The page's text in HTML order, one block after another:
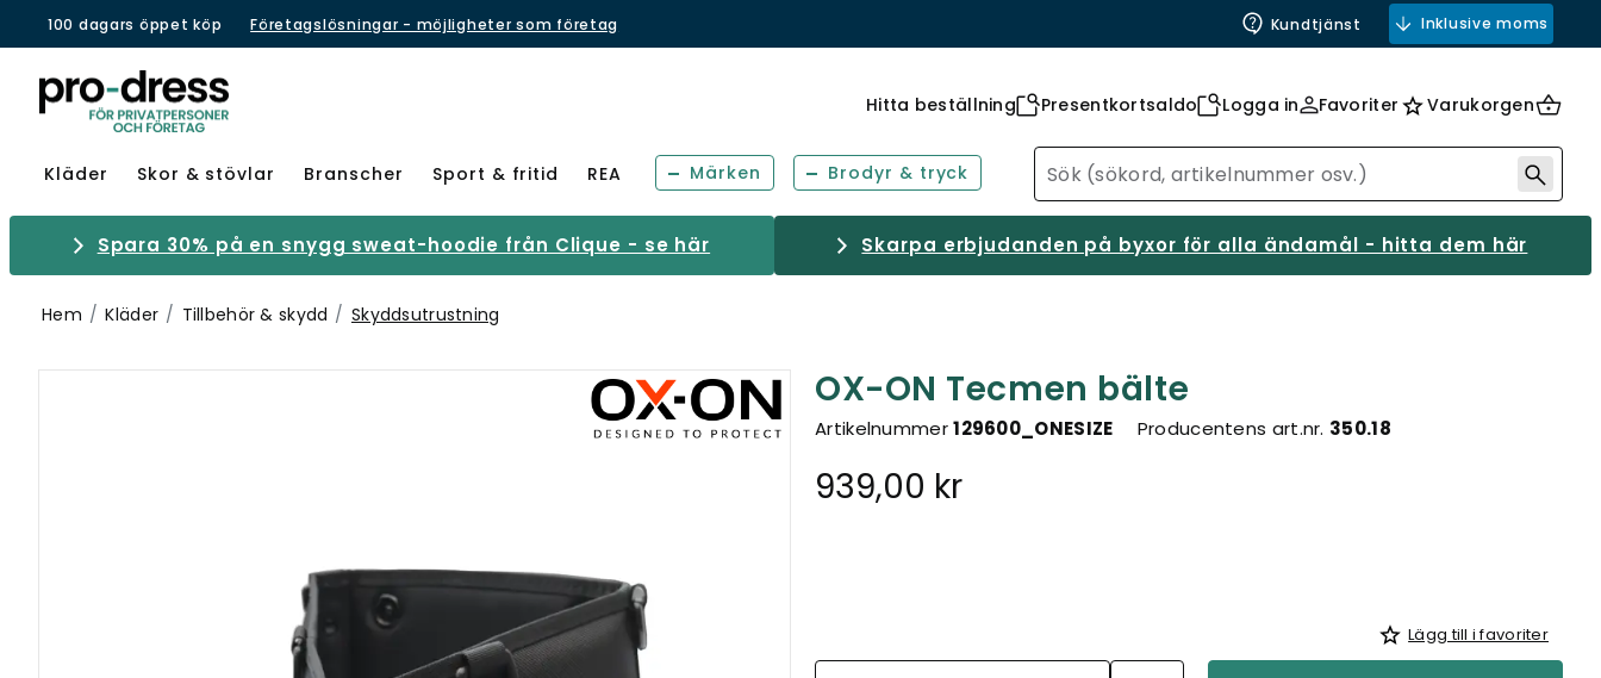
100 dagars öppet köp Företagslösningar - möjligheter som företag Kundtjänst Inklusive moms
Hitta beställning Presentkortsaldo Logga in Favoriter Varukorgen
Kläder Skor & stövlar Branscher Sport & fritid REA Märken Brodyr & tryck
Spara 30% på en snygg sweat-hoodie från Clique - se här Skarpa erbjudanden på byxor för alla ändamål - hitta dem här
Hem Kläder Tillbehör & skydd Skyddsutrustning
OX-ON Tecmen bälte
Artikelnummer129600_ONESIZE Producentens art.nr. 350.18
939,00 kr
Lägg till i favoriter